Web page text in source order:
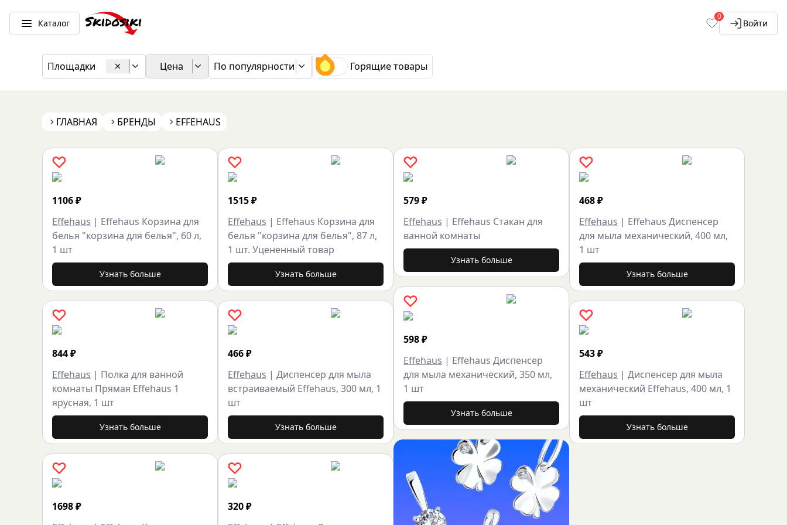
Каталог
0
Войти
Площадки Цена По популярности Горящие товары
ГЛАВНАЯ БРЕНДЫ EFFEHAUS
1106₽
Effehaus | Effehaus Корзина для
белья "корзина для белья", 60 л,
1 шт
Узнать больше
844₽
Effehaus | Полка для ванной
комнаты Прямая Effehaus 1
ярусная, 1 шт
Узнать больше
1698₽
1515₽
Effehaus | Effehaus Корзина для
белья "корзина для белья", 87 л,
1 шт. Уцененный товар
Узнать больше
466₽
Effehaus | Диспенсер для мыла
встраиваемый Effehaus, 300 мл, 1
шт
Узнать больше
320₽
579₽
Effehaus | Effehaus Стакан для
ванной комнаты
Узнать больше
598₽
Effehaus | Effehaus Диспенсер
для мыла механический, 350 мл,
1 шт
Узнать больше
468₽
Effehaus | Effehaus Диспенсер
для мыла механический, 400 мл,
1 шт
Узнать больше
543₽
Effehaus | Диспенсер для мыла
механический Effehaus, 400 мл, 1
шт
Узнать больше